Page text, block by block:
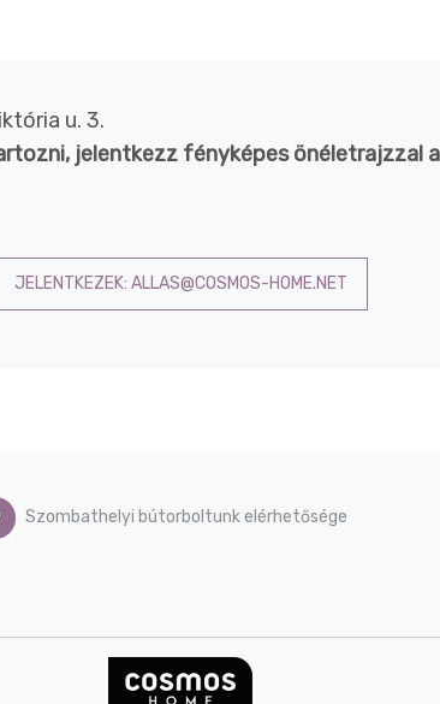
u. 3.
jelentkezz fényképes önéletrajzzal
JELENTKEZEK: ALLAS@COSMOS-HOME.NET
Szombathelyi bútorboltunk elérhetősége